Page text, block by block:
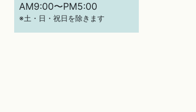
AM9:00〜PM5:00
※土・日・祝日を除きます